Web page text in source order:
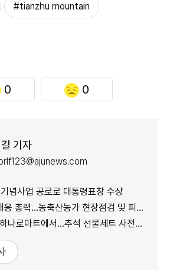
#tianzhu mountain
0 0
기자
념사업 공로로 대통령표창 수상
력...농축산농가 현장점검 및 피해 예방 강화
로마트에서…추석 선물세트 사전예약 실시